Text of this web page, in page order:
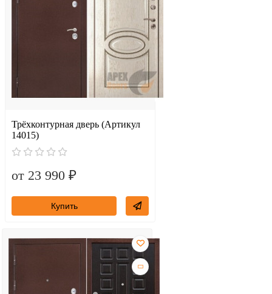
Трёхконтурная дверь (Артикул
14015)
от 23 990 ₽
Купить